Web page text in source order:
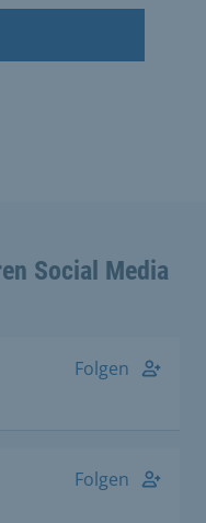
Social Media
Folgen
Folgen